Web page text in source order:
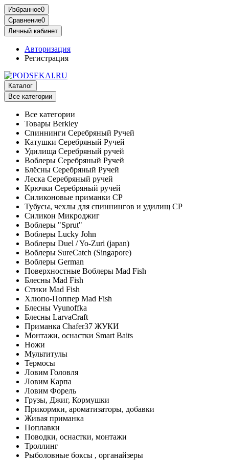
Избранное0
Сравнение0
Личный кабинет
Авторизация
Регистрация
Каталог
Все категории
Все категории
Товары Berkley
Спиннинги Серебряный Ручей
Катушки Серебряный Ручей
Удилища Серебряный ручей
Воблеры Серебряный Ручей
Блёсны Серебряный Ручей
Леска Серебряный ручей
Крючки Серебряный ручей
Силиконовые приманки СР
Тубусы, чехлы для спиннингов и удилищ СР
Силикон Микроджиг
Воблеры "Sprut"
Воблеры Lucky John
Воблеры Duel / Yo-Zuri (japan)
Воблеры SureCatch (Singapore)
Воблеры German
Поверхностные Воблеры Mad Fish
Блесны Mad Fish
Стики Mad Fish
Хлюпо-Поппер Mad Fish
Блесны Vyunoffka
Блесны LarvaCraft
Приманка Chafer37 ЖУКИ
Монтажи, оснастки Smart Baits
Ножи
Мультитулы
Термосы
Ловим Головля
Ловим Карпа
Ловим Форель
Грузы, Джиг, Кормушки
Прикормки, ароматизаторы, добавки
Живая приманка
Поплавки
Поводки, оснастки, монтажи
Троллинг
Рыболовные боксы , органайзеры